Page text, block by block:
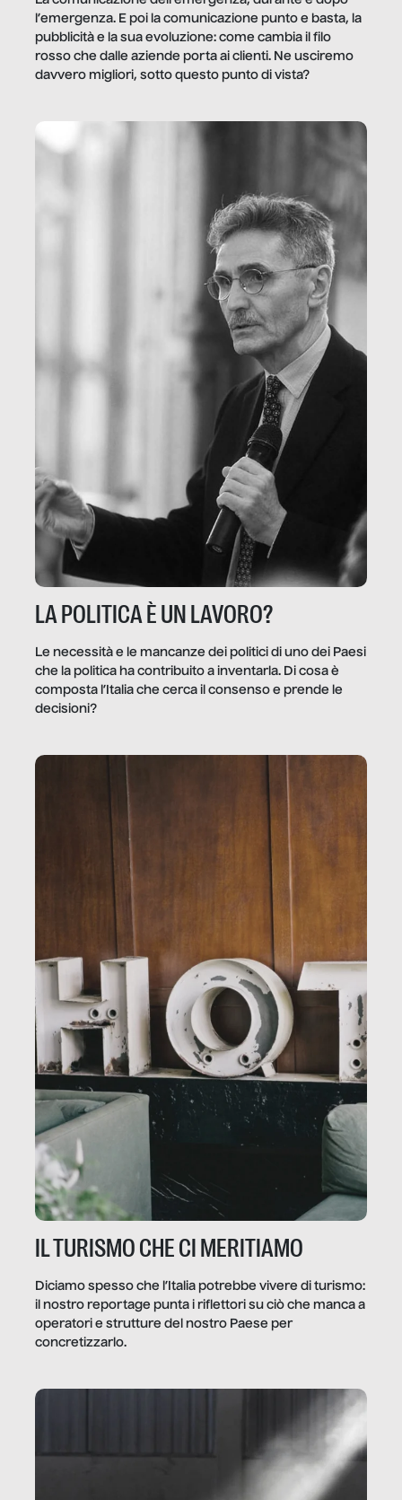
l’emergenza. E poi la comunicazione punto e basta, la
pubblicità e la sua evoluzione: come cambia il filo
rosso che dalle aziende porta ai clienti. Ne usciremo
davvero migliori, sotto questo punto di vista?
LA POLITICA È UN LAVORO?
Le necessità e le mancanze dei politici di uno dei Paesi
che la politica ha contribuito a inventarla. Di cosa è
composta l’Italia che cerca il consenso e prende le
decisioni?
IL TURISMO CHE CI MERITIAMO
Diciamo spesso che l’Italia potrebbe vivere di turismo:
il nostro reportage punta i riflettori su ciò che manca a
operatori e strutture del nostro Paese per
concretizzarlo.